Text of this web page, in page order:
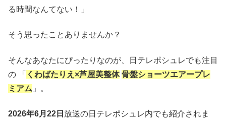
る時間なんてない！」
そう思ったことありませんか？
そんなあなたにぴったりなのが、日テレポシュレでも注目
の 「 くわばたりえ×芦屋美整体 骨盤ショーツエアープレ
ミアム 」。
2026年6月22日 放送の日テレポシュレ内でも紹介されま